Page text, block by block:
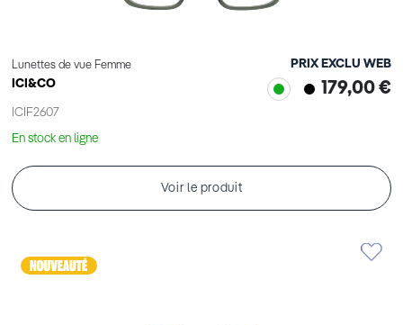
Lunettes de vue Femme
ICI&CO
ICIF2607
PRIX EXCLU WEB
179,00 €
En stock en ligne
Voir le produit